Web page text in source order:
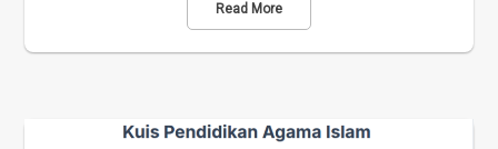
Read More